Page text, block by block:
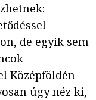
de egyik sem
Középföldén
úgy néz ki,